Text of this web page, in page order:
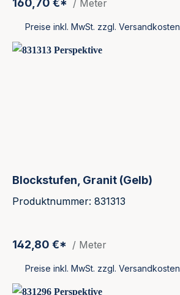
/ Meter
Preise inkl. MwSt. zzgl. Versandkosten
Blockstufen, Granit (Gelb)
Produktnummer: 831313
142,80 €* / Meter
Preise inkl. MwSt. zzgl. Versandkosten